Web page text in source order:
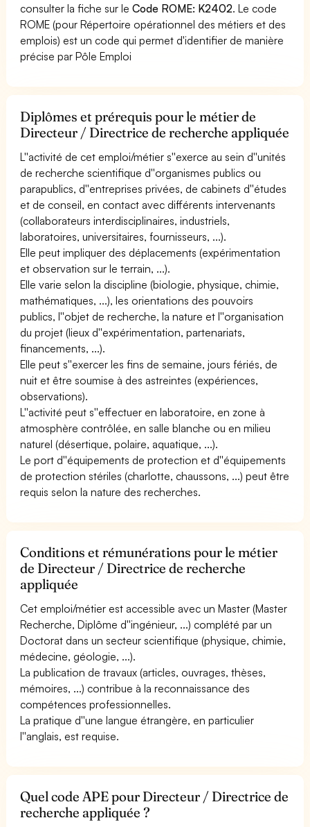
consulter la fiche sur leCode ROME: K2402. Le code
ROME (pour Répertoire opérationnel des métiers et des
emplois) est un code qui permet d'identifier de manière
précise par Pôle Emploi
Diplômes et prérequis pour le métier de
Directeur / Directrice de recherche appliquée
L''activité de cet emploi/métier s''exerce au sein d''unités
de recherche scientifique d''organismes publics ou
parapublics, d''entreprises privées, de cabinets d''études
et de conseil, en contact avec différents intervenants
(collaborateurs interdisciplinaires, industriels,
laboratoires, universitaires, fournisseurs, ...).
Elle peut impliquer des déplacements (expérimentation
et observation sur le terrain, ...).
Elle varie selon la discipline (biologie, physique, chimie,
mathématiques, ...), les orientations des pouvoirs
publics, l''objet de recherche, la nature et l''organisation
du projet (lieux d''expérimentation, partenariats,
financements, ...).
Elle peut s''exercer les fins de semaine, jours fériés, de
nuit et être soumise à des astreintes (expériences,
observations).
L''activité peut s''effectuer en laboratoire, en zone à
atmosphère contrôlée, en salle blanche ou en milieu
naturel (désertique, polaire, aquatique, ...).
Le port d''équipements de protection et d''équipements
de protection stériles (charlotte, chaussons, ...) peut être
requis selon la nature des recherches.
Conditions et rémunérations pour le métier
de Directeur / Directrice de recherche
appliquée
Cet emploi/métier est accessible avec un Master (Master
Recherche, Diplôme d''ingénieur, ...) complété par un
Doctorat dans un secteur scientifique (physique, chimie,
médecine, géologie, ...).
La publication de travaux (articles, ouvrages, thèses,
mémoires, ...) contribue à la reconnaissance des
compétences professionnelles.
La pratique d''une langue étrangère, en particulier
l''anglais, est requise.
Quel code APE pour Directeur / Directrice de
recherche appliquée ?